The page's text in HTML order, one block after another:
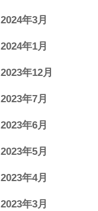
2024年3月
2024年1月
2023年12月
2023年7月
2023年6月
2023年5月
2023年4月
2023年3月